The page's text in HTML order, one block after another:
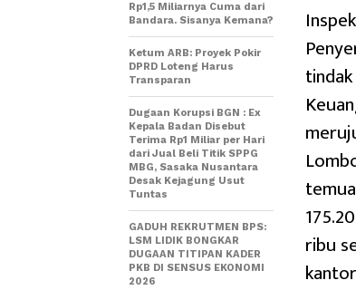
ribu
Rp1,5 Miliarnya Cuma dari
Bandara. Sisanya Kemana?
Ketum ARB: Proyek Pokir
DPRD Loteng Harus
Transparan
Dugaan Korupsi BGN : Ex
Kepala Badan Disebut
Terima Rp1 Miliar per Hari
dari Jual Beli Titik SPPG
MBG, Sasaka Nusantara
Desak Kejagung Usut
Tuntas
GADUH REKRUTMEN BPS:
LSM LIDIK BONGKAR
DUGAAN TITIPAN KADER
PKB DI SENSUS EKONOMI
2026